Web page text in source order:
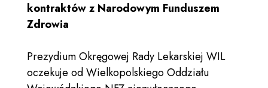
kontraktów z Narodowym Funduszem
Zdrowia
Prezydium Okręgowej Rady Lekarskiej WIL
oczekuje od Wielkopolskiego Oddziału